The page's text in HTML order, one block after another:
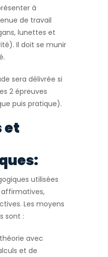
à
de travail
lunettes et
Il doit se munir
sera délivrée si
2 épreuves
puis pratique).
et
utilisées
Les moyens
sont :
avec
et de